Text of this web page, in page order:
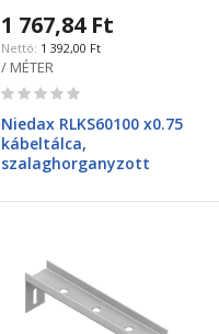
1 767,84 Ft
1 392,00 Ft
/ MÉTER
Rating:
Niedax RLKS60100 x0.75
kábeltálca,
szalaghorganyzott